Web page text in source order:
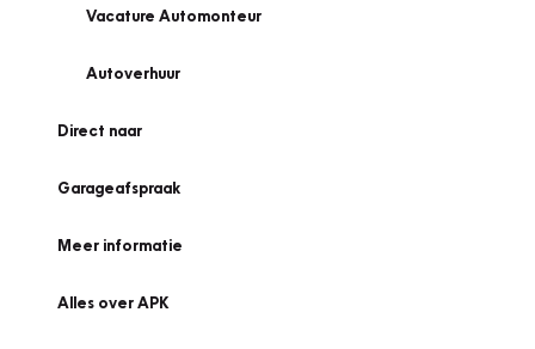
Vacature Automonteur
Autoverhuur
Direct naar
Garageafspraak
Meer informatie
Alles over APK